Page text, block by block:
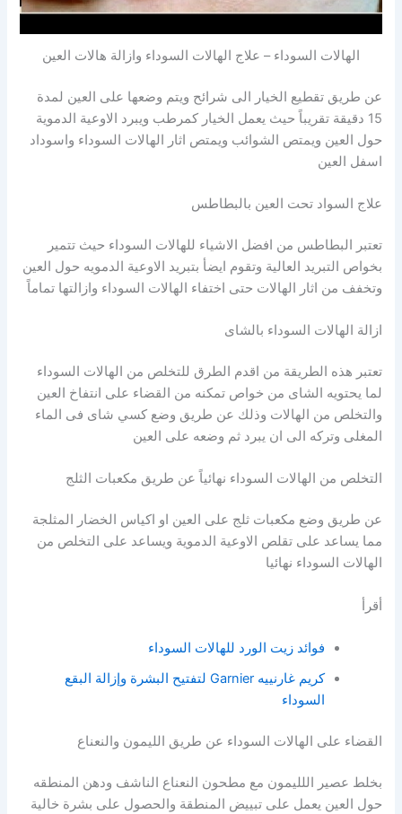
الهالات السوداء – علاج الهالات السوداء وازالة هالات العين
عن طريق تقطيع الخيار الى شرائح ويتم وضعها على العين لمدة
15 دقيقة تقريباً حيث يعمل الخيار كمرطب ويبرد الاوعية الدموية
حول العين ويمتص الشوائب ويمتص اثار الهالات السوداء واسوداد
اسفل العين
علاج السواد تحت العين بالبطاطس
تعتبر البطاطس من افضل الاشياء للهالات السوداء حيث تتمير
بخواص التبريد العالية وتقوم ايضأ بتبريد الاوعية الدمويه حول العين
وتخفف من اثار الهالات حتى اختفاء الهالات السوداء وازالتها تماماً
ازالة الهالات السوداء بالشاى
تعتبر هذه الطريقة من اقدم الطرق للتخلص من الهالات السوداء
لما يحتويه الشاى من خواص تمكنه من القضاء على انتفاخ العين
والتخلص من الهالات وذلك عن طريق وضع كسي شاى فى الماء
المغلى وتركه الى ان يبرد ثم وضعه على العين
التخلص من الهالات السوداء نهائياً عن طريق مكعبات الثلج
عن طريق وضع مكعبات ثلج على العين او اكياس الخضار المثلجة
مما يساعد على تقلص الاوعية الدموية ويساعد على التخلص من
الهالات السوداء نهائيا
أقرأ
فوائد زيت الورد للهالات السوداء
كريم غارنييه Garnier لتفتيح البشرة وإزالة البقع
السوداء
القضاء على الهالات السوداء عن طريق الليمون والنعناع
بخلط عصير اللليمون مع مطحون النعناع الناشف ودهن المنطقه
حول العين يعمل على تبييض المنطقة والحصول على بشرة خالية